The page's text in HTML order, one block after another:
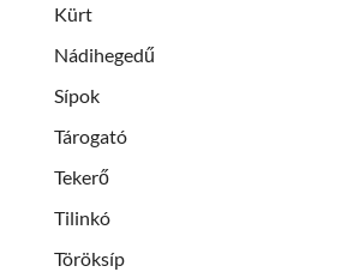
Kürt
Nádihegedű
Sípok
Tárogató
Tekerő
Tilinkó
Töröksíp